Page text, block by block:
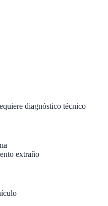
diagnóstico técnico
extraño